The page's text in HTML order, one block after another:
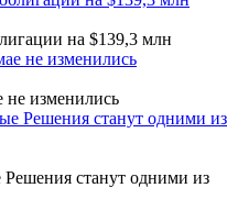
на $139,3 млн
не изменились
станут одними из